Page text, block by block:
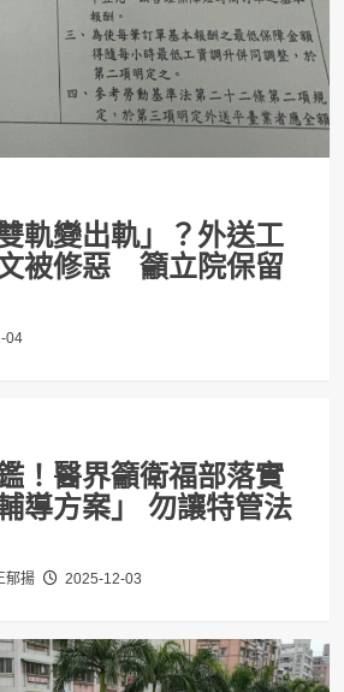
軌變出軌」？外送工
被修惡 籲立院保留
04
！醫界籲衛福部落實
導方案」 勿讓特管法
郁揚 2025-12-03